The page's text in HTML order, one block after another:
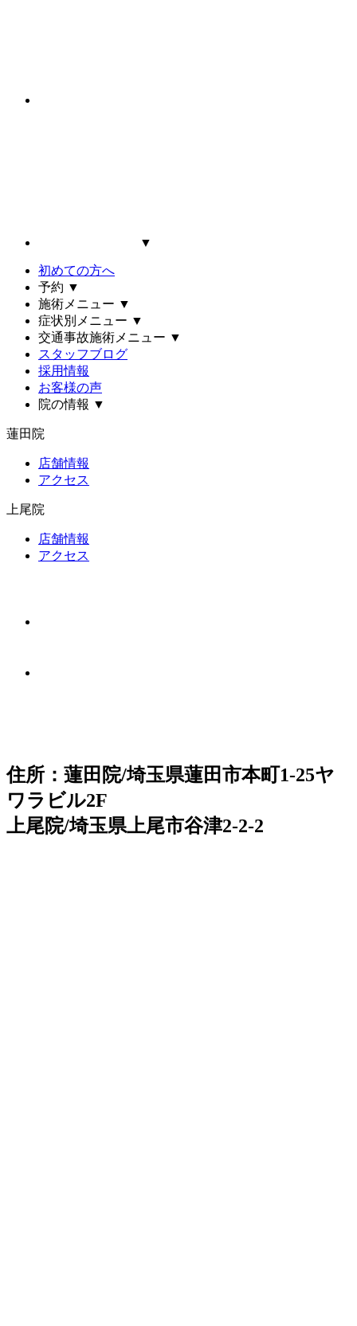
▼
初めての方へ
予約 ▼
施術メニュー ▼
症状別メニュー ▼
交通事故施術メニュー ▼
スタッフブログ
採用情報
お客様の声
院の情報 ▼
蓮田院
店舗情報
アクセス
上尾院
店舗情報
アクセス
住所：蓮田院/埼玉県蓮田市本町1-25ヤ
ワラビル2F
上尾院/埼玉県上尾市谷津2-2-2